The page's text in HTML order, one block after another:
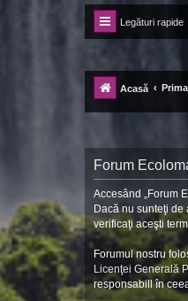
Legături rapide
Forum
-= Idei pentru viitor =-
Acasă
Forum
Accesând „Forum
Dacă nu sunteţi de
verificaţi aceşti
Forumul nostru
Licenţei Generală
responsabill în